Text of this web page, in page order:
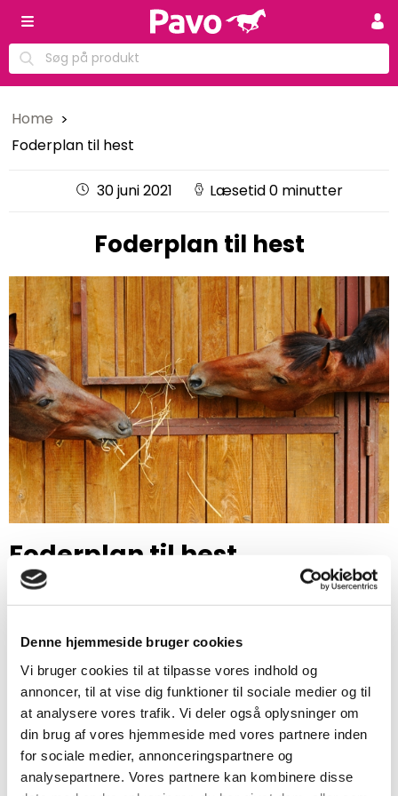
Denne hjemmeside bruger cookies
Vi bruger cookies til at tilpasse vores indhold og
annoncer, til at vise dig funktioner til sociale medier og til
at analysere vores trafik. Vi deler også oplysninger om
din brug af vores hjemmeside med vores partnere inden
for sociale medier, annonceringspartnere og
analysepartnere. Vores partnere kan kombinere disse
Home
Foderplan til hest
30 juni 2021 Læsetid 0 minutter
Foderplan til hest
Foderplan til hest
Hvis du vil sørge for at din hest altid har en sund vægt, så er
det en god idé at få beregnet en foderplan til din hest. En
en masse oplysninger du har tastet ind for at få det mest
Vores foderberegner tager bl.a. højde for sæson på året,
hvor meget arbejde hesten laver/hvor aktiv hesten er og
hvor meget hesten græsser. Hvis disse situationer ændrer
sig, f.eks. sæson og dermed også tid på græs, så er det en
god idé at beregne en ny foderplan. På den måde sikrer du,
at hesten altid får korrekt type og mængde foder.